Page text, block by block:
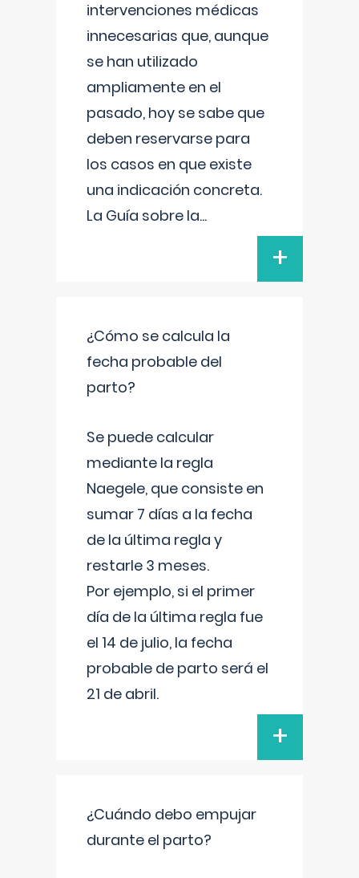
intervenciones médicas
innecesarias que, aunque
se han utilizado
ampliamente en el
pasado, hoy se sabe que
deben reservarse para
los casos en que existe
una indicación concreta.
La Guía sobre la...
+
¿Cómo se calcula la
fecha probable del
parto?
Se puede calcular
mediante la regla
Naegele, que consiste en
sumar 7 días a la fecha
de la última regla y
restarle 3 meses.
Por ejemplo, si el primer
día de la última regla fue
el 14 de julio, la fecha
probable de parto será el
21 de abril.
+
¿Cuándo debo empujar
durante el parto?